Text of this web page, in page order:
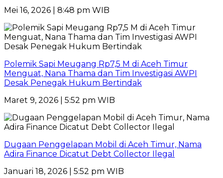
Mei 16, 2026 | 8:48 pm WIB
Polemik Sapi Meugang Rp7,5 M di Aceh Timur
Menguat, Nana Thama dan Tim Investigasi AWPI
Desak Penegak Hukum Bertindak
Maret 9, 2026 | 5:52 pm WIB
Dugaan Penggelapan Mobil di Aceh Timur, Nama
Adira Finance Dicatut Debt Collector Ilegal
Januari 18, 2026 | 5:52 pm WIB